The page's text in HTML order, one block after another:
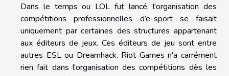
Dans le temps ou LOL fut lancé, l'organisation des
compétitions professionnelles d’e-sport se faisait
uniquement par certaines des structures appartenant
aux éditeurs de jeux. Ces éditeurs de jeu sont entre
autres ESL ou Dreamhack. Riot Games n'a carrément
rien fait dans l'organisation des compétitions dès les